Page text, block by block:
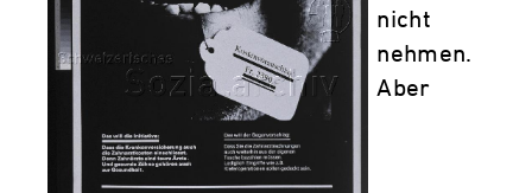
nicht
nehmen.
Aber